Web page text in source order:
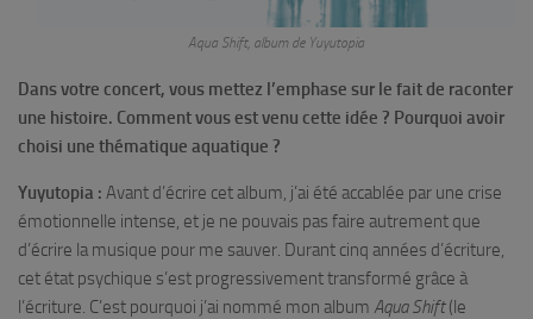
Aqua Shift, album de Yuyutopia
Dans votre concert, vous mettez l’emphase sur le fait de raconter
une histoire. Comment vous est venu cette idée ? Pourquoi avoir
choisi une thématique aquatique ?
Yuyutopia : Avant d’écrire cet album, j’ai été accablée par une crise
émotionnelle intense, et je ne pouvais pas faire autrement que
d’écrire la musique pour me sauver. Durant cinq années d’écriture,
cet état psychique s’est progressivement transformé grâce à
l’écriture. C’est pourquoi j’ai nommé mon album Aqua Shift(le